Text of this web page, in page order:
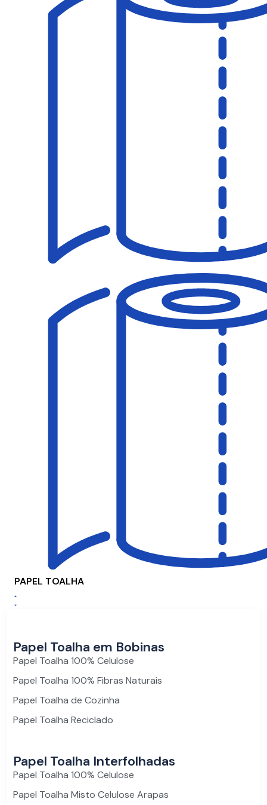
PAPEL TOALHA
Papel Toalha em Bobinas
Papel Toalha 100% Celulose
Papel Toalha 100% Fibras Naturais
Papel Toalha de Cozinha
Papel Toalha Reciclado
Papel Toalha Interfolhadas
Papel Toalha 100% Celulose
Papel Toalha Misto Celulose Arapas